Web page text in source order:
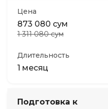
Цена
873 080 сум
1 311 080 сум
Длительность
1 месяц
Подготовка к